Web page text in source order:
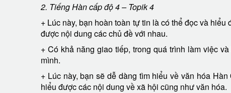
2. Tiếng Hàn cấp độ 4 – Topik 4
+ Lúc này, bạn hoàn toàn tự tin là có thể đọc và
được nội dung các chủ đề với nhau.
+ Có khả năng giao tiếp, trong quá trình làm việc
mình.
+ Lúc này, bạn sẽ dễ dàng tìm hiểu về văn hóa
hiểu được các nội dung về xã hội cũng như văn hóa.